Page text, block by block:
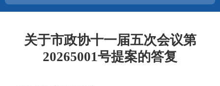
关于市政协十一届五次会议第
20265001号提案的答复